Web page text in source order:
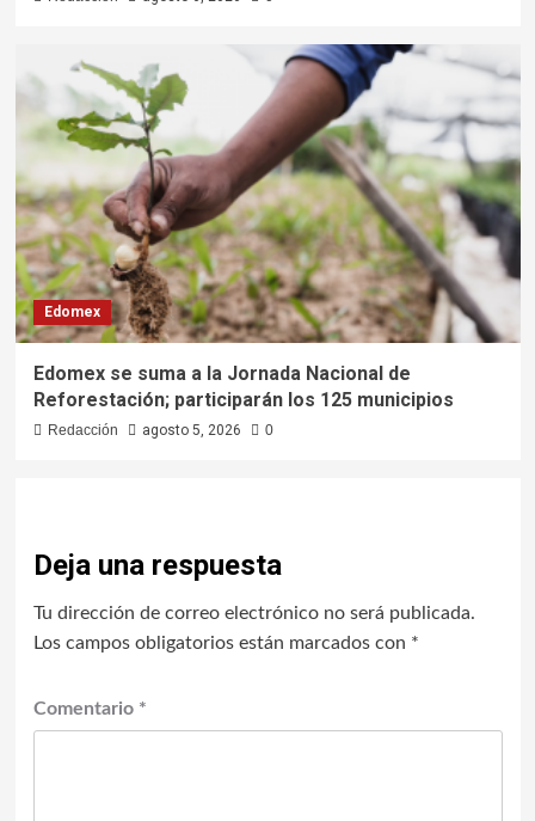
Edomex
Edomex se suma a la Jornada Nacional de
Reforestación; participarán los 125 municipios
Redacción agosto 5, 2026 0
Deja una respuesta
Tu dirección de correo electrónico no será publicada.
Los campos obligatorios están marcados con *
Comentario *